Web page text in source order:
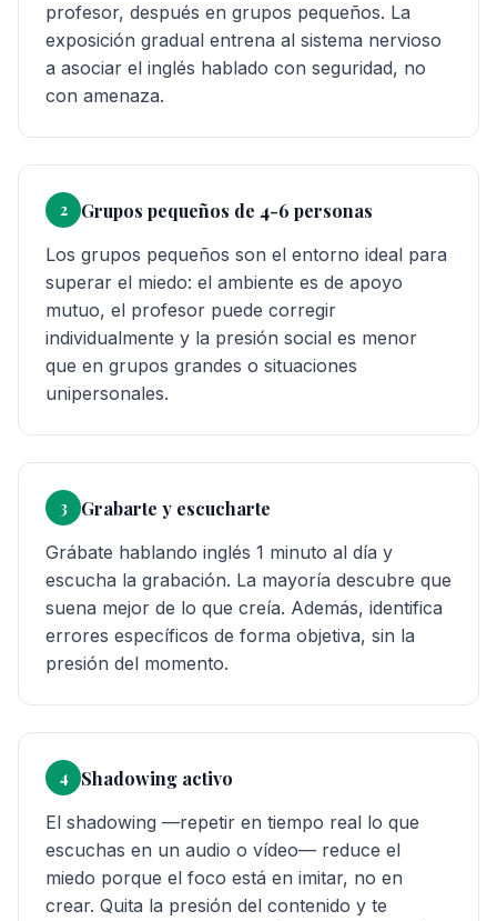
profesor, después en grupos pequeños. La
exposición gradual entrena al sistema nervioso
a asociar el inglés hablado con seguridad, no
con amenaza.
2 Grupos pequeños de 4-6 personas
Los grupos pequeños son el entorno ideal para
superar el miedo: el ambiente es de apoyo
mutuo, el profesor puede corregir
individualmente y la presión social es menor
que en grupos grandes o situaciones
unipersonales.
3 Grabarte y escucharte
Grábate hablando inglés 1 minuto al día y
escucha la grabación. La mayoría descubre que
suena mejor de lo que creía. Además, identifica
errores específicos de forma objetiva, sin la
presión del momento.
4 Shadowing activo
El shadowing —repetir en tiempo real lo que
escuchas en un audio o vídeo— reduce el
miedo porque el foco está en imitar, no en
crear. Quita la presión del contenido y te